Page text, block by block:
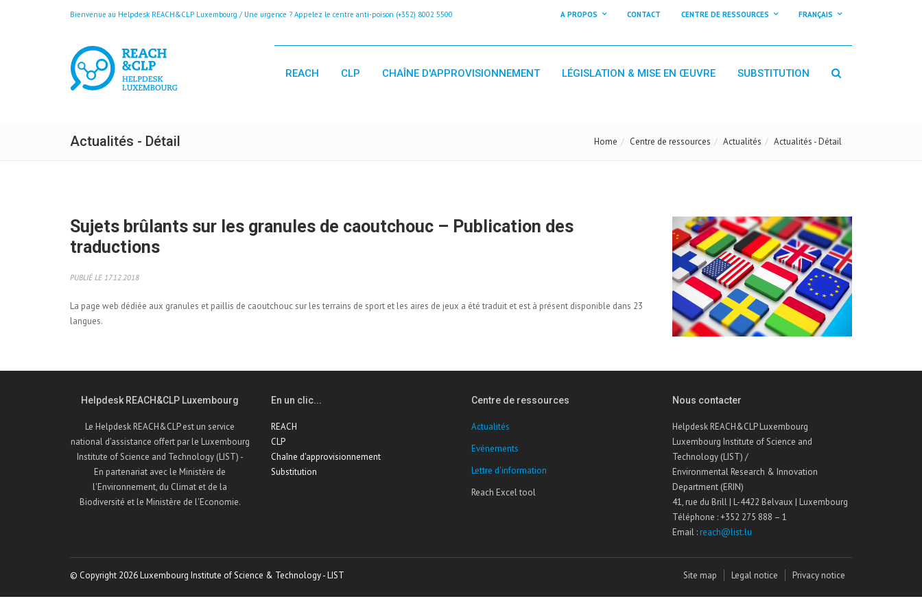
Bienvenue au Helpdesk REACH&CLP Luxembourg / Une urgence ? Appelez le centre anti-poison (+352) 8002 5500 A PROPOS CONTACT CENTRE DE RESSOURCES FRANÇAIS
REACH CLP CHAÎNE D'APPROVISIONNEMENT LÉGISLATION & MISE EN ŒUVRE SUBSTITUTION
Actualités - Détail Home Centre de ressources Actualités Actualités - Détail
Sujets brûlants sur les granules de caoutchouc – Publication des
traductions
PUBLIÉ LE 17.12.2018
La page web dédiée aux granules et paillis de caoutchouc sur les terrains de sport et les aires de jeux a été traduit et est à présent disponible dans 23
langues.
Helpdesk REACH&CLP Luxembourg
Le Helpdesk REACH&CLP est un service
national d'assistance offert par le Luxembourg
Institute of Science and Technology (LIST) -
En partenariat avec le Ministère de
l'Environnement, du Climat et de la
Biodiversité et le Ministère de l'Economie.
En un clic...
REACH
CLP
Chaîne d'approvisionnement
Substitution
Centre de ressources
Actualités
Evénements
Lettre d'information
Reach Excel tool
Nous contacter
Helpdesk REACH&CLP Luxembourg
Luxembourg Institute of Science and
Technology (LIST) /
Environmental Research & Innovation
Department (ERIN)
41, rue du Brill | L-4422 Belvaux | Luxembourg
Téléphone : +352 275 888 – 1
Email : reach@list.lu
© Copyright 2026 Luxembourg Institute of Science & Technology - LIST Site map Legal notice Privacy notice